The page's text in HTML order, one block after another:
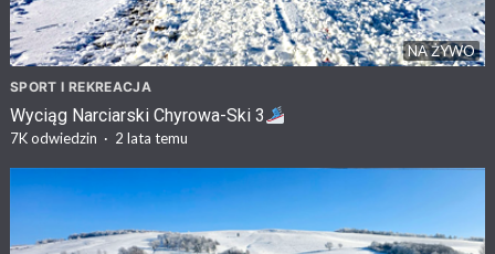
NA ŻYWO
SPORT I REKREACJA
Wyciąg Narciarski Chyrowa-Ski 3
7Kodwiedzin · 2 lata temu